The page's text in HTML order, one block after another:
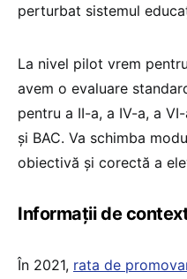
perturbat sistemul
La nivel pilot vrem
avem o evaluare
pentru a II-a, a IV-a, a
și BAC. Va schimba
obiectivă și corectă a
Informații de
În 2021, rata de